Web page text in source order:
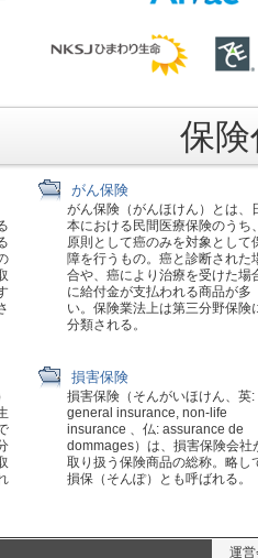
保
がん保険
がん保険（がんほけん）とは、
本における民間医療保険のうち
原則として癌のみを対象として
障を行うもの。癌と診断された
合や、癌により治療を受けた場
に給付金が支払われる商品が多
い。保険業法上は第三分野保険
分類される。
損害保険
損害保険（そんがいほけん、英:
general insurance, non-life
insurance 、仏: assurance de
dommages）は、損害保険会社
取り扱う保険商品の総称。略し
損保（そんぽ）とも呼ばれる。
運